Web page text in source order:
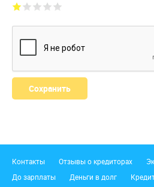
Подвал
Контакты Отзывы о кредиторах
До зарплаты
Деньги в долг